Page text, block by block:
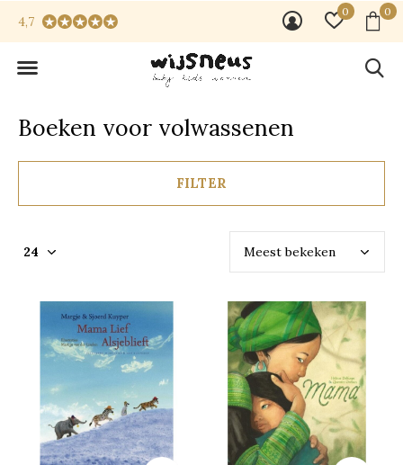
0 0
4,7
Boeken voor volwassenen
FILTER